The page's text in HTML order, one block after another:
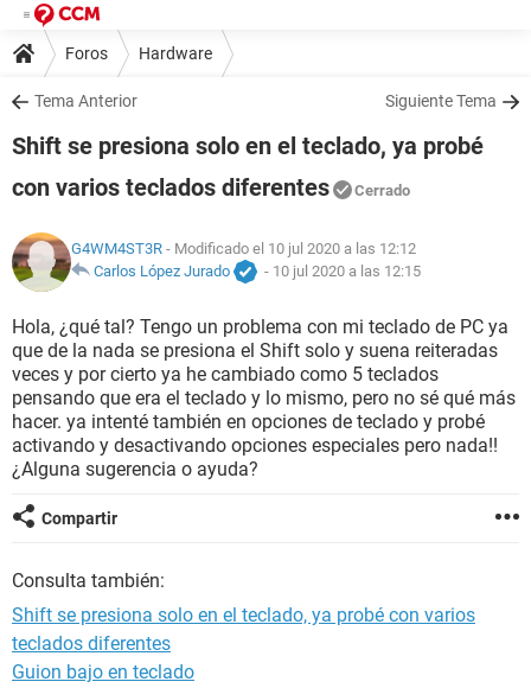
Foros Hardware
Tema Anterior Siguiente Tema
Shift se presiona solo en el teclado, ya probé
con varios teclados diferentes
Cerrado
G4WM4ST3R - Modificado el 10 jul 2020 a las 12:12
Carlos López Jurado
- 10 jul 2020 a las 12:15
Hola, ¿qué tal? Tengo un problema con mi teclado de PC ya
que de la nada se presiona el Shift solo y suena reiteradas
veces y por cierto ya he cambiado como 5 teclados
pensando que era el teclado y lo mismo, pero no sé qué más
hacer. ya intenté también en opciones de teclado y probé
activando y desactivando opciones especiales pero nada!!
¿Alguna sugerencia o ayuda?
Compartir
Consulta también:
Shift se presiona solo en el teclado, ya probé con varios
teclados diferentes
Guion bajo en teclado